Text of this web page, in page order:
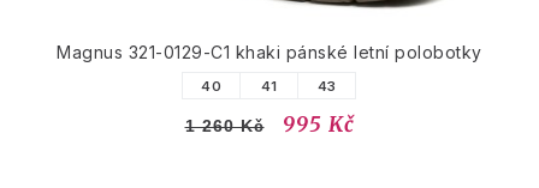
Magnus 321-0129-C1 khaki pánské letní polobotky
40 41 43
1 260 Kč 995 Kč